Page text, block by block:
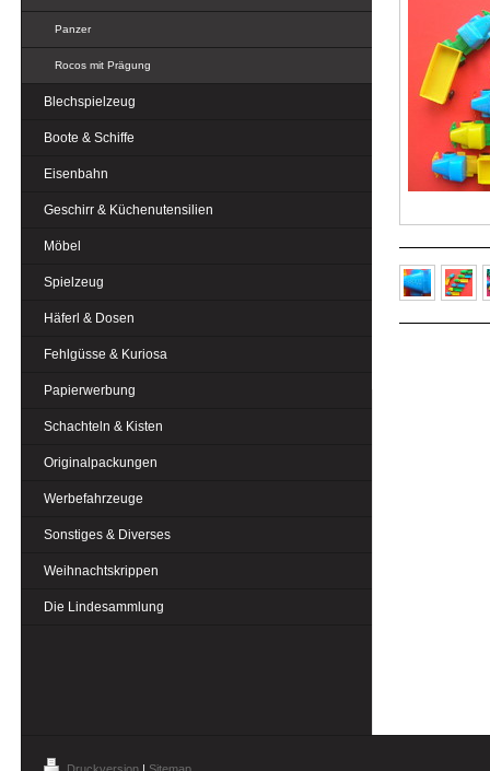
Panzer
Rocos mit Prägung
Blechspielzeug
Boote & Schiffe
Eisenbahn
Geschirr & Küchenutensilien
Möbel
Spielzeug
Häferl & Dosen
Fehlgüsse & Kuriosa
Papierwerbung
Schachteln & Kisten
Originalpackungen
Werbefahrzeuge
Sonstiges & Diverses
Weihnachtskrippen
Die Lindesammlung